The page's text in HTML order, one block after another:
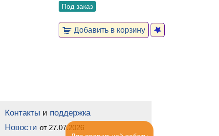
Под заказ
Добавить в корзину
Контакты и поддержка
Новости от 27.07.2026